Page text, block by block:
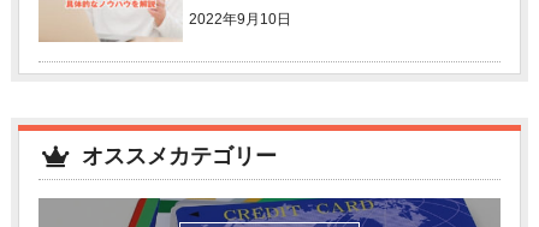
2022年9月10日
オススメカテゴリー